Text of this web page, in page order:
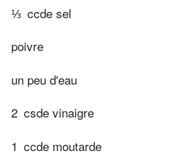
⅓ ccde sel
poivre
un peu d'eau
2 csde vinaigre
1 ccde moutarde